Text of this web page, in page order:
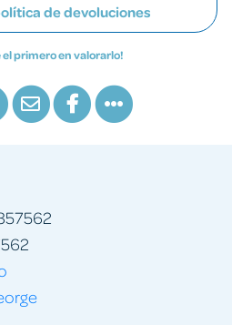
de devoluciones
el primero en valorarlo!